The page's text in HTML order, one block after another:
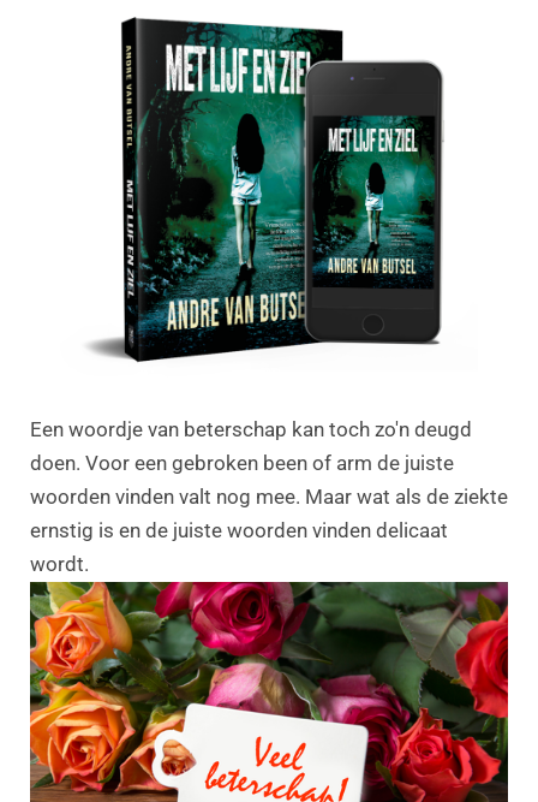
Een woordje van beterschap kan toch zo'n deugd
doen. Voor een gebroken been of arm de juiste
woorden vinden valt nog mee. Maar wat als de ziekte
ernstig is en de juiste woorden vinden delicaat
wordt.